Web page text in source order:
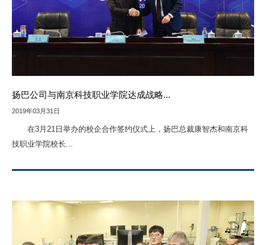
扬巴公司与南京科技职业学院达成战略...
2019年03月31日
在3月21日举办的校企合作签约仪式上，扬巴总裁康智杰和南京科
技职业学院校长...